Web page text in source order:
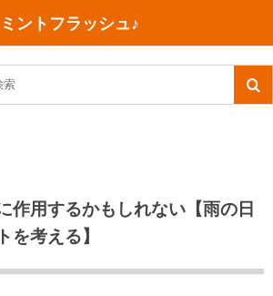
ミントフラッシュ♪
作用するかもしれない【雨の日
を考える】
ど）